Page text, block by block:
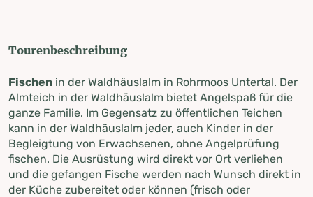
Tourenbeschreibung
Fischen in der Waldhäuslalm in Rohrmoos Untertal. Der
Almteich in der Waldhäuslalm bietet Angelspaß für die
ganze Familie. Im Gegensatz zu öffentlichen Teichen
kann in der Waldhäuslalm jeder, auch Kinder in der
Begleigtung von Erwachsenen, ohne Angelprüfung
fischen. Die Ausrüstung wird direkt vor Ort verliehen
und die gefangen Fische werden nach Wunsch direkt in
der Küche zubereitet oder können (frisch oder